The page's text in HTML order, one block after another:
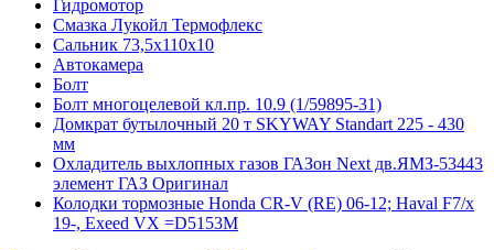
Гидромотор
Смазка Лукойл Термофлекс
Сальник 73,5х110х10
Автокамера
Болт
Болт многоцелевой кл.пр. 10.9 (1/59895-31)
Домкрат бутылочный 20 т SKYWAY Standart 225 - 430
мм
Охладитель выхлопных газов ГАЗон Next дв.ЯМЗ-53443
элемент ГАЗ Оригинал
Колодки тормозные Honda CR-V (RE) 06-12; Haval F7/x
19-, Exeed VX =D5153M